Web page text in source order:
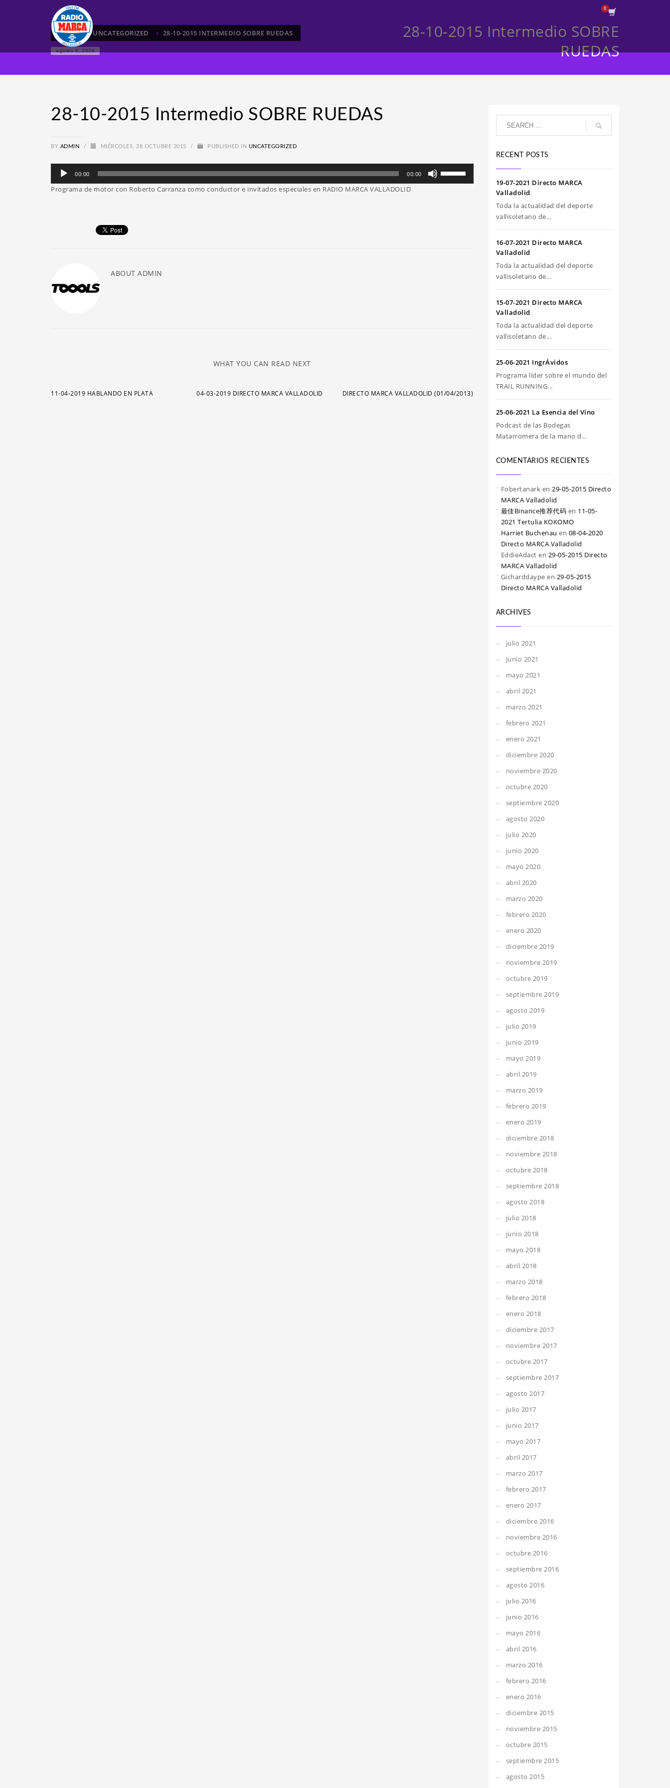
HOME UNCATEGORIZED 28-10-2015 INTERMEDIO SOBRE RUEDAS
agosto 6, 2026
28-10-2015 Intermedio SOBRE
RUEDAS
28-10-2015 Intermedio SOBRE RUEDAS
BY ADMIN / MIÉRCOLES, 28 OCTUBRE 2015 / PUBLISHED IN UNCATEGORIZED
Reproductor
audio
00:00 00:00
Programa de motor con Roberto Carranza como conductor e invitados especiales en RADIO MARCA VALLADOLID
ABOUT ADMIN
WHAT YOU CAN READ NEXT
11-04-2019 HABLANDO EN PLATA 04-03-2019 DIRECTO MARCA VALLADOLID DIRECTO MARCA VALLADOLID (01/04/2013)
RECENT POSTS
19-07-2021 Directo MARCA
Valladolid
Toda la actualidad del deporte
vallisoletano de...
16-07-2021 Directo MARCA
Valladolid
Toda la actualidad del deporte
vallisoletano de...
15-07-2021 Directo MARCA
Valladolid
Toda la actualidad del deporte
vallisoletano de...
25-06-2021 IngrÁvidos
Programa líder sobre el mundo del
TRAIL RUNNING...
25-06-2021 La Esencia del Vino
Podcast de las Bodegas
Matarromera de la mano d...
COMENTARIOS RECIENTES
Fobertanark en 29-05-2015 Directo
MARCA Valladolid
最佳Binance推荐代码 en 11-05-
2021 Tertulia KOKOMO
Harriet Buchenau en 08-04-2020
Directo MARCA Valladolid
EddieAdact en 29-05-2015 Directo
MARCA Valladolid
Gicharddaype en 29-05-2015
Directo MARCA Valladolid
ARCHIVES
julio 2021
junio 2021
mayo 2021
abril 2021
marzo 2021
febrero 2021
enero 2021
diciembre 2020
noviembre 2020
octubre 2020
septiembre 2020
agosto 2020
julio 2020
junio 2020
mayo 2020
abril 2020
marzo 2020
febrero 2020
enero 2020
diciembre 2019
noviembre 2019
octubre 2019
septiembre 2019
agosto 2019
julio 2019
junio 2019
mayo 2019
abril 2019
marzo 2019
febrero 2019
enero 2019
diciembre 2018
noviembre 2018
octubre 2018
septiembre 2018
agosto 2018
julio 2018
junio 2018
mayo 2018
abril 2018
marzo 2018
febrero 2018
enero 2018
diciembre 2017
noviembre 2017
octubre 2017
septiembre 2017
agosto 2017
julio 2017
junio 2017
mayo 2017
abril 2017
marzo 2017
febrero 2017
enero 2017
diciembre 2016
noviembre 2016
octubre 2016
septiembre 2016
agosto 2016
julio 2016
junio 2016
mayo 2016
abril 2016
marzo 2016
febrero 2016
enero 2016
diciembre 2015
noviembre 2015
octubre 2015
septiembre 2015
agosto 2015